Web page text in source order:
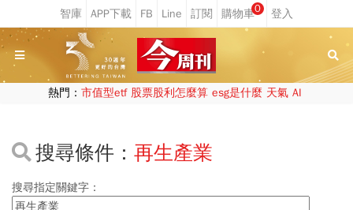
0
熱門： 市值型etf 股票股利怎麼算 esg是什麼 天氣 AI
搜尋條件： 再生產業
搜尋指定關鍵字：